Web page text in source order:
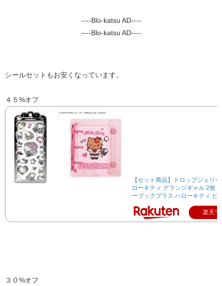
----Blo-katsu AD----
----Blo-katsu AD----
シールセットもお安くなっています。
４５%オフ
【セット商品】ドロップジェリ
ローキティ グランジギャル 2枚
ーブックプラス ハローキティ ヒ
楽天で
３０%オフ